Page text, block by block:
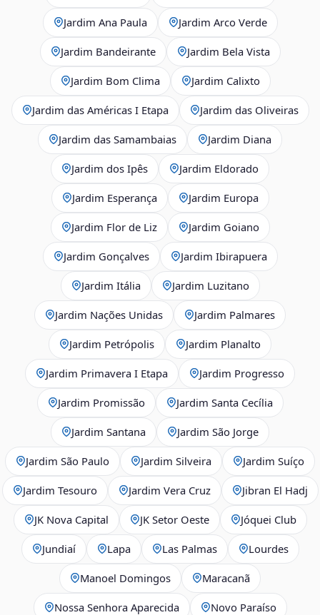
Jardim Ana Paula Jardim Arco Verde
Jardim Bandeirante Jardim Bela Vista
Jardim Bom Clima Jardim Calixto
Jardim das Américas I Etapa Jardim das Oliveiras
Jardim das Samambaias Jardim Diana
Jardim dos Ipês Jardim Eldorado
Jardim Esperança Jardim Europa
Jardim Flor de Liz Jardim Goiano
Jardim Gonçalves Jardim Ibirapuera
Jardim Itália Jardim Luzitano
Jardim Nações Unidas Jardim Palmares
Jardim Petrópolis Jardim Planalto
Jardim Primavera I Etapa Jardim Progresso
Jardim Promissão Jardim Santa Cecília
Jardim Santana Jardim São Jorge
Jardim São Paulo Jardim Silveira Jardim Suíço
Jardim Tesouro Jardim Vera Cruz Jibran El Hadj
JK Nova Capital JK Setor Oeste Jóquei Club
Jundiaí Lapa Las Palmas Lourdes
Manoel Domingos Maracanã
Nossa Senhora Aparecida Novo Paraíso